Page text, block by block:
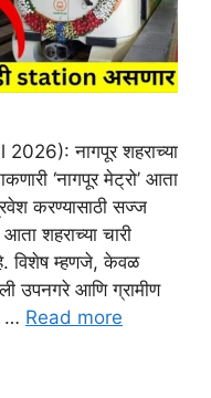
नागपूर शहराच्या
‘नागपूर मेट्रो’ आता
करण्यासाठी सज्ज
शहराच्या चारी
विशेष म्हणजे, केवळ
उपनगरे आणि ग्रामीण
… Read more